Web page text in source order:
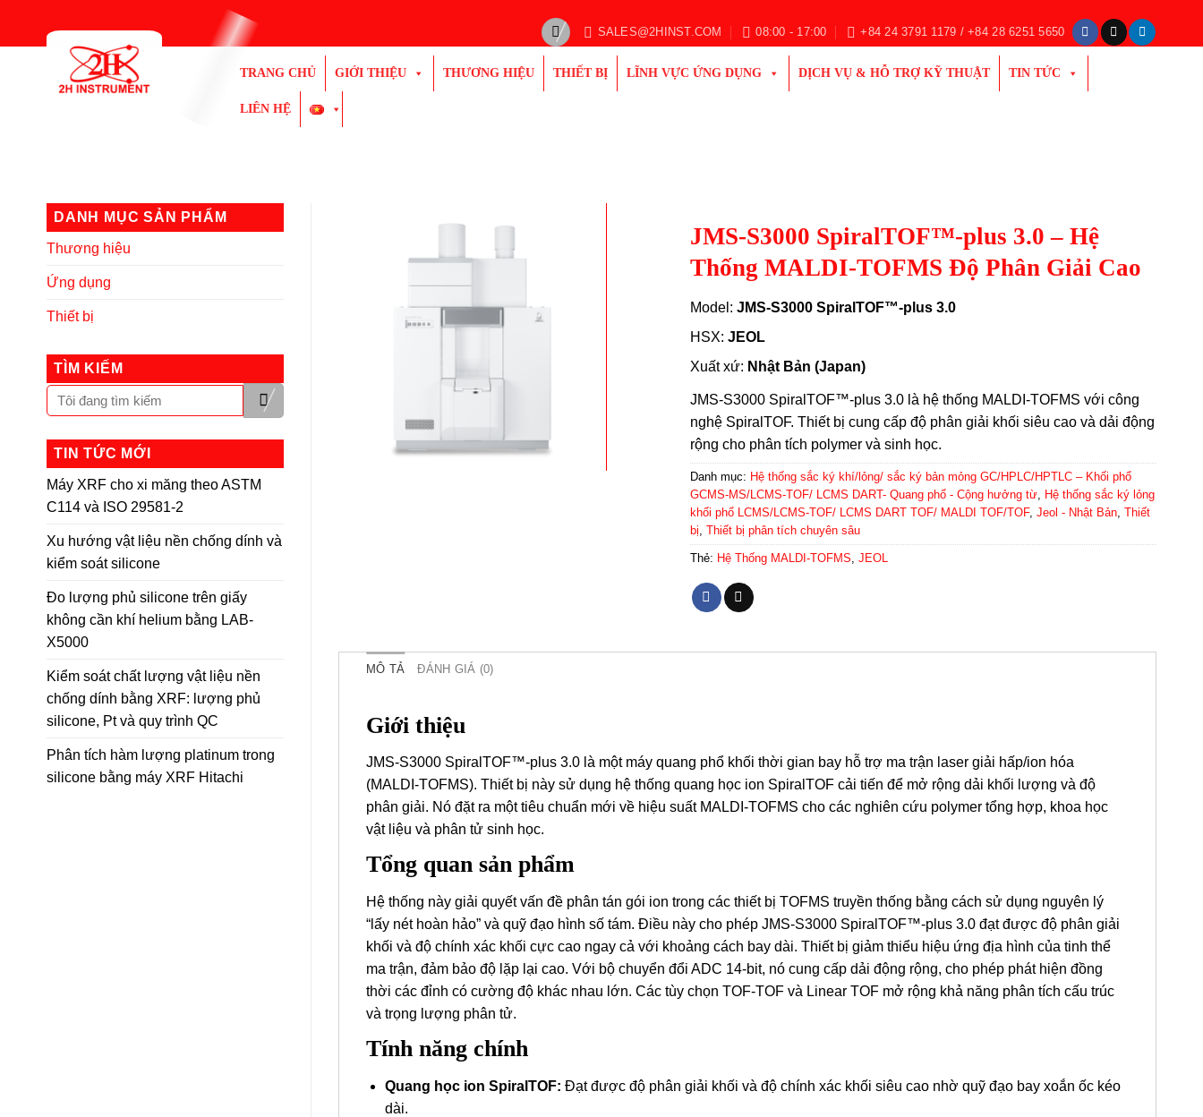
SALES@2HINST.COM 08:00 - 17:00 +84 24 3791 1179 / +84 28 6251 5650
TRANG CHỦ GIỚI THIỆU THƯƠNG HIỆU THIẾT BỊ LĨNH VỰC ỨNG DỤNG DỊCH VỤ & HỖ TRỢ KỸ THUẬT TIN TỨC
LIÊN HỆ
DANH MỤC SẢN PHẨM
Thương hiệu
Ứng dụng
Thiết bị
TÌM KIẾM
TIN TỨC MỚI
Máy XRF cho xi măng theo ASTM
C114 và ISO 29581-2
Xu hướng vật liệu nền chống dính và
kiểm soát silicone
Đo lượng phủ silicone trên giấy
không cần khí helium bằng LAB-
X5000
Kiểm soát chất lượng vật liệu nền
chống dính bằng XRF: lượng phủ
silicone, Pt và quy trình QC
Phân tích hàm lượng platinum trong
silicone bằng máy XRF Hitachi
JMS-S3000 SpiralTOF™-plus 3.0 – Hệ
Thống MALDI-TOFMS Độ Phân Giải Cao
Model:JMS-S3000 SpiralTOF™-plus 3.0
HSX:JEOL
Xuất xứ: Nhật Bản (Japan)
JMS-S3000 SpiralTOF™-plus 3.0 là hệ thống MALDI-TOFMS với công
nghệ SpiralTOF. Thiết bị cung cấp độ phân giải khối siêu cao và dải động
rộng cho phân tích polymer và sinh học.
Danh mục: Hệ thống sắc ký khí/lỏng/ sắc ký bản mỏng GC/HPLC/HPTLC – Khối phổ
GCMS-MS/LCMS-TOF/ LCMS DART- Quang phổ - Cộng hưởng từ Hệ thống sắc ký lỏng
khối phổ LCMS/LCMS-TOF/ LCMS DART TOF/ MALDI TOF/TOF,Jeol - Nhật Bản ,Thiết
bị ,Thiết bị phân tích chuyên sâu
Thẻ: Hệ Thống MALDI-TOFMS ,JEOL
MÔ TẢ ĐÁNH GIÁ (0)
Giới thiệu
JMS-S3000 SpiralTOF™-plus 3.0 là một máy quang phổ khối thời gian bay hỗ trợ ma trận laser giải hấp/ion hóa
(MALDI-TOFMS). Thiết bị này sử dụng hệ thống quang học ion SpiralTOF cải tiến để mở rộng dải khối lượng và độ
phân giải. Nó đặt ra một tiêu chuẩn mới về hiệu suất MALDI-TOFMS cho các nghiên cứu polymer tổng hợp, khoa học
vật liệu và phân tử sinh học.
Tổng quan sản phẩm
Hệ thống này giải quyết vấn đề phân tán gói ion trong các thiết bị TOFMS truyền thống bằng cách sử dụng nguyên lý
“lấy nét hoàn hảo” và quỹ đạo hình số tám. Điều này cho phép JMS-S3000 SpiralTOF™-plus 3.0 đạt được độ phân giải
khối và độ chính xác khối cực cao ngay cả với khoảng cách bay dài. Thiết bị giảm thiểu hiệu ứng địa hình của tinh thể
ma trận, đảm bảo độ lặp lại cao. Với bộ chuyển đổi ADC 14-bit, nó cung cấp dải động rộng, cho phép phát hiện đồng
thời các đỉnh có cường độ khác nhau lớn. Các tùy chọn TOF-TOF và Linear TOF mở rộng khả năng phân tích cấu trúc
và trọng lượng phân tử.
Tính năng chính
Quang học ion SpiralTOF: Đạt được độ phân giải khối và độ chính xác khối siêu cao nhờ quỹ đạo bay xoắn ốc kéo
dài.